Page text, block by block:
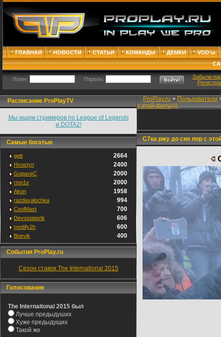
ГЛАВНАЯ НОВОСТИ СТАТЬИ КОМАНДЫ ДЕМКИ
VOD'ы
Логин: Пароль:
Забыли
Расписание ProPlayTV
Мы ищем стримеров по League of Legends
и DOTA2!
Самые богатые
ggtt 2664
Hvostyn 2400
GopaveC 2000
rmn1x 2000
Akon 1958
razdavalochka 994
CoolMast 700
Devostatortk 606
modify2h 600
Boevik 400
События ProPlay.ru
Сезон ставок The International 2015
Голосование
The Internaitonal 2015 был
Лучше предыдуших
Хуже предыдущих
Такой же
ProPlay.ru > Пользователи
с этой фоты)))
C7ка ржу до сих пор с